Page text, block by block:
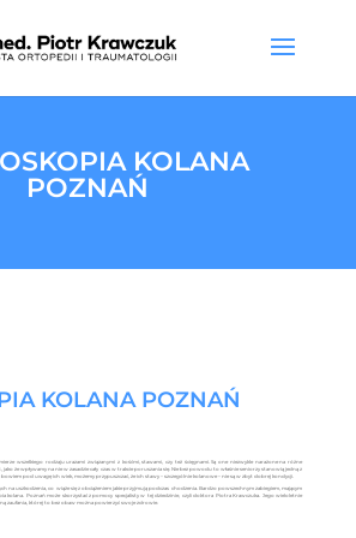
KOLANA
POZNAŃ
KOLANA POZNAŃ
wszelkiego rodzaju urazami związanymi z kośćmi, stawami, czy też ścięgnami. Są one niezwykle narażone na różne
że wpływamy na nie w zasadzie cały czas w trakcie poruszania się. Nie bez powodu to właśnie seniorzy stanowią jedną z
pod uwagę ich wiek, możemy przypuszczać, że ich stawy – szczególnie kolanowe – nie są w zbyt dobrej kondycji.
na uszkodzenia, co wiąże się z obciążeniem jakie przyjmują podczas chodzenia. Bardzo powszechnym zabiegiem, mającym
kolana. Poznań może skorzystać z pomocy specjalisty w tej dziedzinie, czyli doktora Piotra Krawczuka. Jego wieloletnie
zaufania, której to bez obaw można powierzyć swoje zdrowie.